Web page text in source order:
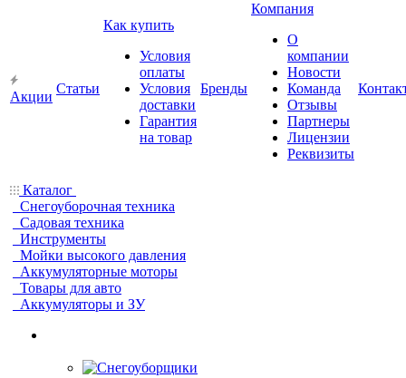
Акции
Статьи
Как купить
Условия
оплаты
Условия
доставки
Гарантия
на товар
Бренды
Компания
О
компании
Новости
Команда
Отзывы
Партнеры
Лицензии
Реквизиты
Каталог
Снегоуборочная техника
Садовая техника
Инструменты
Мойки высокого давления
Аккумуляторные моторы
Товары для авто
Аккумуляторы и ЗУ